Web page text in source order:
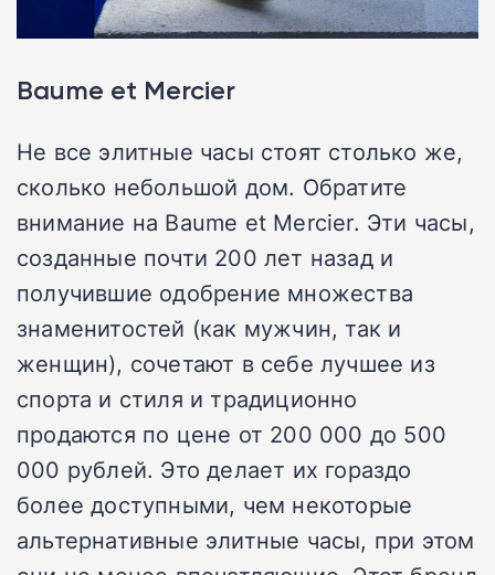
Baume et Mercier
Не все элитные часы стоят столько же,
сколько небольшой дом. Обратите
внимание на Baume et Mercier. Эти часы,
созданные почти 200 лет назад и
получившие одобрение множества
знаменитостей (как мужчин, так и
женщин), сочетают в себе лучшее из
спорта и стиля и традиционно
продаются по цене от 200 000 до 500
000 рублей. Это делает их гораздо
более доступными, чем некоторые
альтернативные элитные часы, при этом